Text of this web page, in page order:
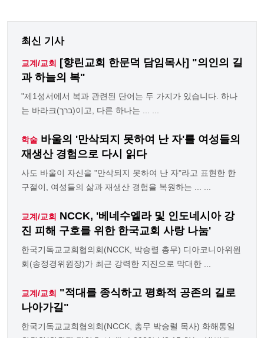
최신 기사
교계/교회
[향린교회 한문덕 담임목사] "의인의 길
과 하늘의 복"
"제1성서에서 복과 관련된 단어는 두 가지가 있습니다. 하나
는 바라크(ברך)이고, 다른 하나는 ... ...
학술 바울의 '만삭되지 못하여 난 자'를 여성들의
재생산 경험으로 다시 읽다
사도 바울이 자신을 "만삭되지 못하여 난 자"라고 표현한 한
구절이, 여성들의 삶과 재생산 경험을 복원하는 ... ...
교계/교회 NCCK, '베네수엘라 및 인도네시아 강
진 피해 구호를 위한 한국교회 사랑 나눔'
한국기독교교회협의회(NCCK, 박승렬 총무) 디아코니아위원
회(송정경위원장)가 최근 강력한 지진으로 막대한 ...
교계/교회 "적대를 종식하고 평화적 공존의 길로
나아가길"
한국기독교교회협의회(NCCK, 총무 박승렬 목사) 화해통일